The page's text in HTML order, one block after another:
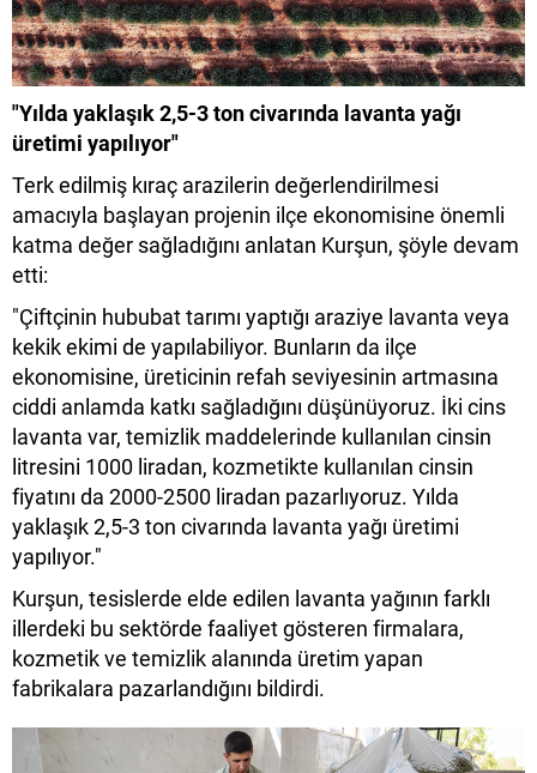
"Yılda yaklaşık 2,5-3 ton civarında lavanta yağı
üretimi yapılıyor"
Terk edilmiş kıraç arazilerin değerlendirilmesi
amacıyla başlayan projenin ilçe ekonomisine önemli
katma değer sağladığını anlatan Kurşun, şöyle devam
etti:
"Çiftçinin hububat tarımı yaptığı araziye lavanta veya
kekik ekimi de yapılabiliyor. Bunların da ilçe
ekonomisine, üreticinin refah seviyesinin artmasına
ciddi anlamda katkı sağladığını düşünüyoruz. İki cins
lavanta var, temizlik maddelerinde kullanılan cinsin
litresini 1000 liradan, kozmetikte kullanılan cinsin
fiyatını da 2000-2500 liradan pazarlıyoruz. Yılda
yaklaşık 2,5-3 ton civarında lavanta yağı üretimi
yapılıyor."
Kurşun, tesislerde elde edilen lavanta yağının farklı
illerdeki bu sektörde faaliyet gösteren firmalara,
kozmetik ve temizlik alanında üretim yapan
fabrikalara pazarlandığını bildirdi.